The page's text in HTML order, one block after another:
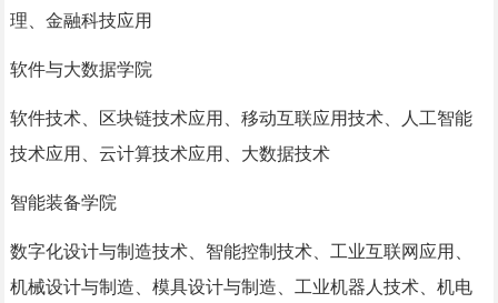
理、金融科技应用
软件与大数据学院
软件技术、区块链技术应用、移动互联应用技术、人工智能
技术应用、云计算技术应用、大数据技术
智能装备学院
数字化设计与制造技术、智能控制技术、工业互联网应用、
机械设计与制造、模具设计与制造、工业机器人技术、机电